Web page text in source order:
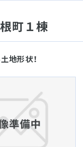
町１棟
地形状！